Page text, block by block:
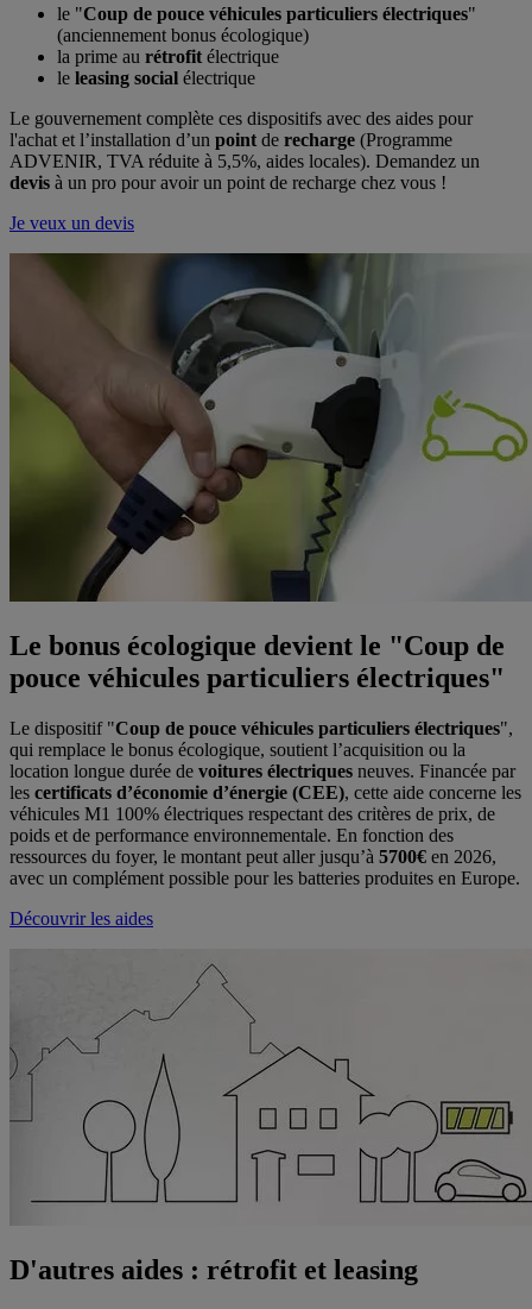
le "Coup de pouce véhicules particuliers électriques"
(anciennement bonus écologique)
la prime au rétrofit électrique
le leasing social électrique
Le gouvernement complète ces dispositifs avec des aides pour
l'achat et l’installation d’un point de recharge (Programme
ADVENIR, TVA réduite à 5,5%, aides locales). Demandez un
devis à un pro pour avoir un point de recharge chez vous !
Je veux un devis
Le bonus écologique devient le "Coup de
pouce véhicules particuliers électriques"
Le dispositif "Coup de pouce véhicules particuliers électriques",
qui remplace le bonus écologique, soutient l’acquisition ou la
location longue durée de voitures électriques neuves. Financée par
les certificats d’économie d’énergie (CEE), cette aide concerne les
véhicules M1 100% électriques respectant des critères de prix, de
poids et de performance environnementale. En fonction des
ressources du foyer, le montant peut aller jusqu’à 5700€ en 2026,
avec un complément possible pour les batteries produites en Europe.
Découvrir les aides
D'autres aides : rétrofit et leasing